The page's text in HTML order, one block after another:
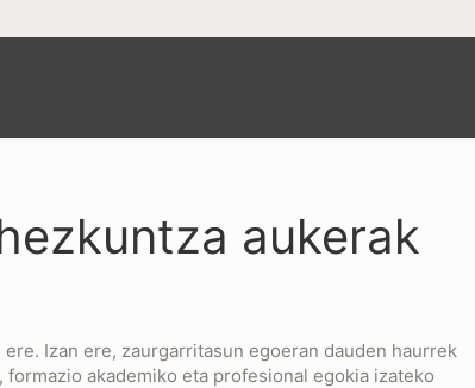
aukerak
Izan ere, zaurgarritasun egoeran dauden haurrek
akademiko eta profesional egokia izateko